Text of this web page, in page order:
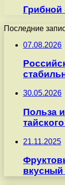
Грибной
Последние
07.08.2026
30.05.2026
Польза
21.11.2025
вкусный